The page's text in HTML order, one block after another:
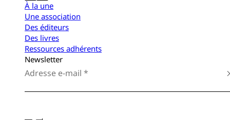
À la une
Une association
Des éditeurs
Des livres
Ressources adhérents
Newsletter